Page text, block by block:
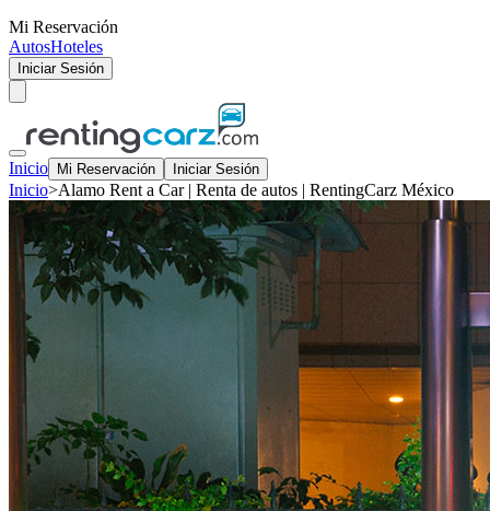
Mi Reservación
AutosHoteles
Iniciar Sesión
Inicio Mi Reservación Iniciar Sesión
Inicio>Alamo Rent a Car | Renta de autos | RentingCarz México